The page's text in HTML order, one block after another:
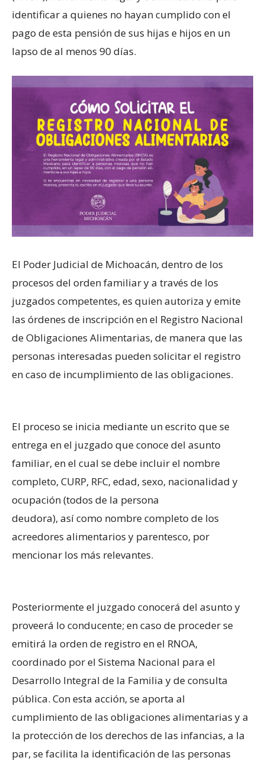
identificar a quienes no hayan cumplido con el
pago de esta pensión de sus hijas e hijos en un
lapso de al menos 90 días.
El Poder Judicial de Michoacán, dentro de los
procesos del orden familiar y a través de los
juzgados competentes, es quien autoriza y emite
las órdenes de inscripción en el Registro Nacional
de Obligaciones Alimentarias, de manera que las
personas interesadas pueden solicitar el registro
en caso de incumplimiento de las obligaciones.
El proceso se inicia mediante un escrito que se
entrega en el juzgado que conoce del asunto
familiar, en el cual se debe incluir el nombre
completo, CURP, RFC, edad, sexo, nacionalidad y
ocupación (todos de la persona
deudora), así como nombre completo de los
acreedores alimentarios y parentesco, por
mencionar los más relevantes.
Posteriormente el juzgado conocerá del asunto y
proveerá lo conducente; en caso de proceder se
emitirá la orden de registro en el RNOA,
coordinado por el Sistema Nacional para el
Desarrollo Integral de la Familia y de consulta
pública. Con esta acción, se aporta al
cumplimiento de las obligaciones alimentarias y a
la protección de los derechos de las infancias, a la
par, se facilita la identificación de las personas